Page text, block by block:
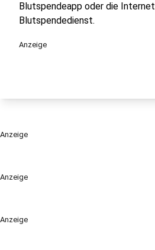
Anzeige
Anzeige
Blutspendeapp oder die
Blutspendedienst.
Anzeige
Anzeige